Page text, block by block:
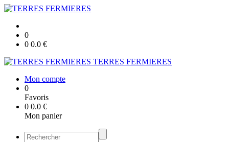
0
0 0.0 €
TERRES FERMIERES
Mon compte
0
Favoris
0 0.0 €
Mon panier